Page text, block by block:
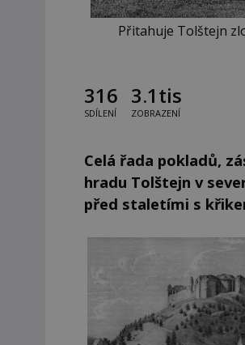
Přitahuje Tolštejn
316
SDÍLENÍ
3.1tis
ZOBRAZENÍ
Celá řada pokladů,
hradu Tolštejn v
před staletími s